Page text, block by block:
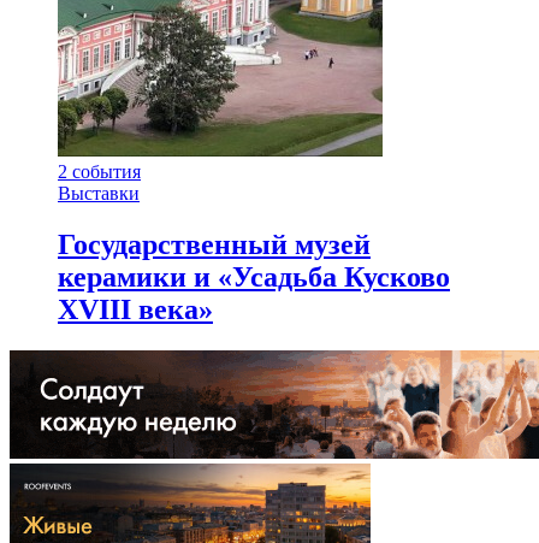
2 события
Выставки
Государственный музей
керамики и «Усадьба Кусково
XVIII века»